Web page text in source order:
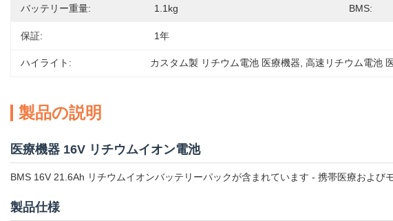
バッテリー重量: 1.1kg BMS:
保証: 1年
ハイライト: カスタム製 リチウム電池 医療機器 , 高速リチウム電池
製品の説明
医療機器 16V リチウムイオン電池
BMS 16V 21.6Ah リチウムイオンバッテリーパックが含まれています - 携帯医療および
製品仕様